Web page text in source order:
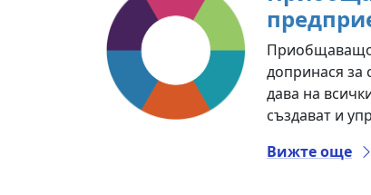
допринася
дава на
създават и
Вижте още